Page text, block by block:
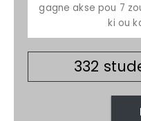
gagne akse pou 7
ki ou
332